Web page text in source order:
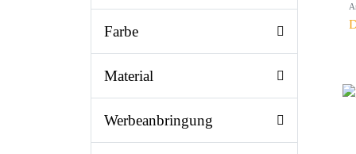
Farbe
Material
Werbeanbringung